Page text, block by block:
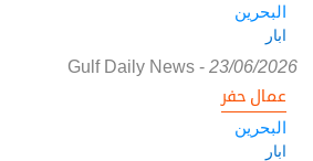
البحرين
ابار
Gulf Daily News- 23/06/2026
عمال حفر
البحرين
ابار